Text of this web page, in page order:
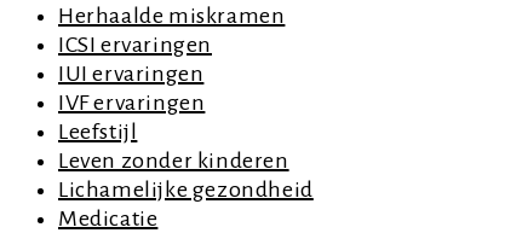
Herhaalde miskramen
ICSI ervaringen
IUI ervaringen
IVF ervaringen
Leefstijl
Leven zonder kinderen
Lichamelijke gezondheid
Medicatie